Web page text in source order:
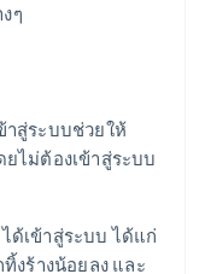
ๆ
าสู่ระบบช่วยให้
ไม่ต้องเข้าสู่ระบบ
ด้เข้าสู่ระบบ ได้แก่
งร้างน้อยลง และ